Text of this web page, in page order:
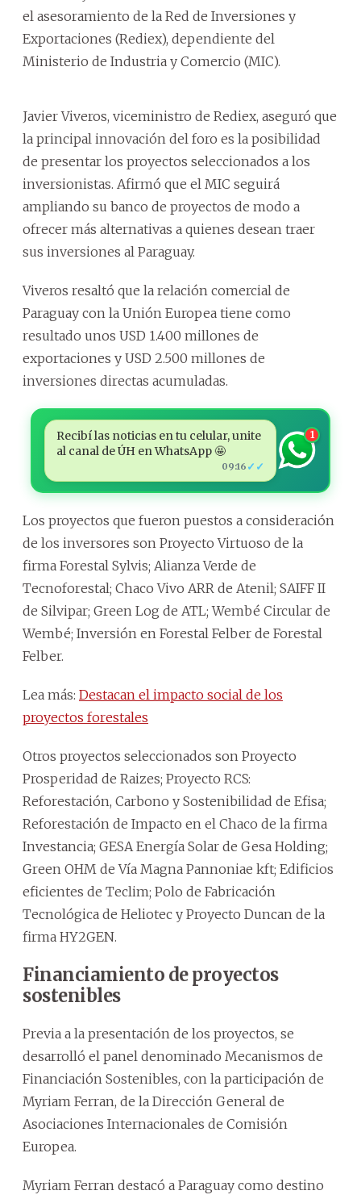
el asesoramiento de la Red de Inversiones y
Exportaciones (Rediex), dependiente del
Ministerio de Industria y Comercio (MIC).
Javier Viveros, viceministro de Rediex, aseguró que
la principal innovación del foro es la posibilidad
de presentar los proyectos seleccionados a los
inversionistas. Afirmó que el MIC seguirá
ampliando su banco de proyectos de modo a
ofrecer más alternativas a quienes desean traer
sus inversiones al Paraguay.
Viveros resaltó que la relación comercial de
Paraguay con la Unión Europea tiene como
resultado unos USD 1.400 millones de
exportaciones y USD 2.500 millones de
inversiones directas acumuladas.
Recibí las noticias en tu celular, unite
al canal de ÚH en WhatsApp 🤩
09:16 ✓✓
1
Los proyectos que fueron puestos a consideración
de los inversores son Proyecto Virtuoso de la
firma Forestal Sylvis; Alianza Verde de
Tecnoforestal; Chaco Vivo ARR de Atenil; SAIFF II
de Silvipar; Green Log de ATL; Wembé Circular de
Wembé; Inversión en Forestal Felber de Forestal
Felber.
Lea más: Destacan el impacto social de los
proyectos forestales
Otros proyectos seleccionados son Proyecto
Prosperidad de Raizes; Proyecto RCS:
Reforestación, Carbono y Sostenibilidad de Efisa;
Reforestación de Impacto en el Chaco de la firma
Investancia; GESA Energía Solar de Gesa Holding;
Green OHM de Vía Magna Pannoniae kft; Edificios
eficientes de Teclim; Polo de Fabricación
Tecnológica de Heliotec y Proyecto Duncan de la
firma HY2GEN.
Financiamiento de proyectos
sostenibles
Previa a la presentación de los proyectos, se
desarrolló el panel denominado Mecanismos de
Financiación Sostenibles, con la participación de
Myriam Ferran, de la Dirección General de
Asociaciones Internacionales de Comisión
Europea.
Myriam Ferran destacó a Paraguay como destino